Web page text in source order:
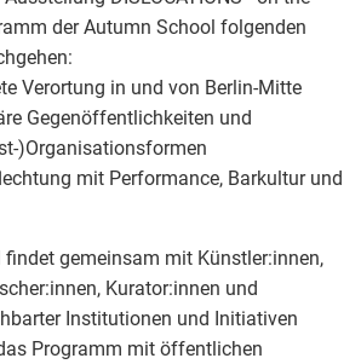
der Autumn School folgenden
Verortung in und von Berlin-Mitte
Gegenöffentlichkeiten und
)Organisationsformen
mit Performance, Barkultur und
gemeinsam mit Künstler:innen,
Kurator:innen und
Institutionen und Initiativen
Programm mit öffentlichen